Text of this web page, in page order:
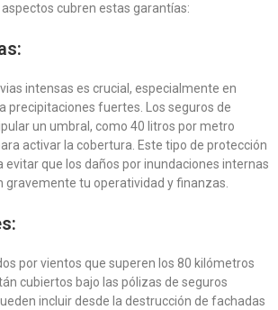
cubren estas garantías:
intensas es crucial, especialmente en
precipitaciones fuertes. Los seguros de
un umbral, como 40 litros por metro
activar la cobertura. Este tipo de protección
que los daños por inundaciones internas
gravemente tu operatividad y finanzas.
por vientos que superen los 80 kilómetros
cubiertos bajo las pólizas de seguros
incluir desde la destrucción de fachadas